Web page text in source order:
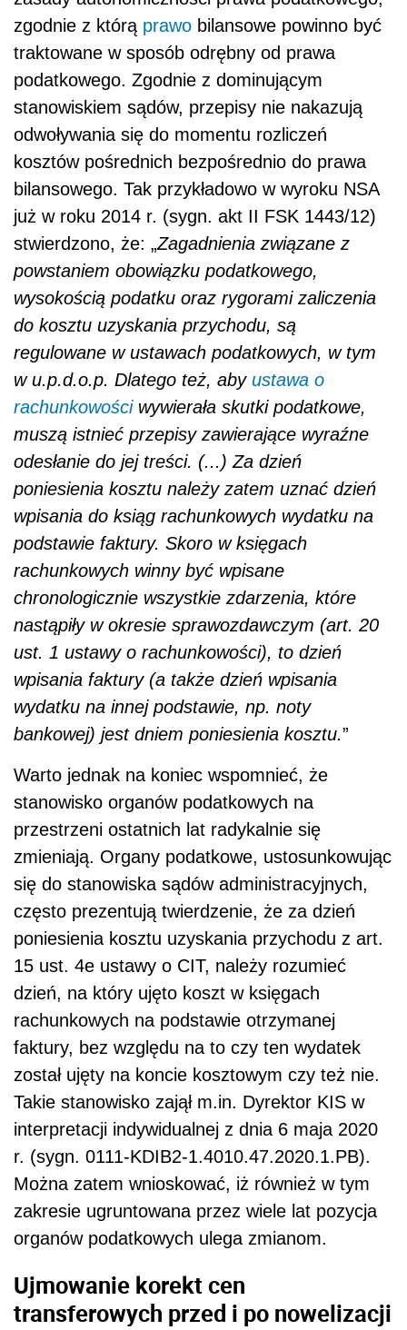
zgodnie z którą prawo bilansowe powinno być
traktowane w sposób odrębny od prawa
podatkowego. Zgodnie z dominującym
stanowiskiem sądów, przepisy nie nakazują
odwoływania się do momentu rozliczeń
kosztów pośrednich bezpośrednio do prawa
bilansowego. Tak przykładowo w wyroku NSA
już w roku 2014 r. (sygn. akt II FSK 1443/12)
stwierdzono, że: „Zagadnienia związane z
powstaniem obowiązku podatkowego,
wysokością podatku oraz rygorami zaliczenia
do kosztu uzyskania przychodu, są
regulowane w ustawach podatkowych, w tym
w u.p.d.o.p. Dlatego też, aby ustawa o
rachunkowościwywierała skutki podatkowe,
muszą istnieć przepisy zawierające wyraźne
odesłanie do jej treści. (...) Za dzień
poniesienia kosztu należy zatem uznać dzień
wpisania do ksiąg rachunkowych wydatku na
podstawie faktury. Skoro w księgach
rachunkowych winny być wpisane
chronologicznie wszystkie zdarzenia, które
nastąpiły w okresie sprawozdawczym (art. 20
ust. 1 ustawy o rachunkowości), to dzień
wpisania faktury (a także dzień wpisania
wydatku na innej podstawie, np. noty
bankowej) jest dniem poniesienia kosztu.”
Warto jednak na koniec wspomnieć, że
stanowisko organów podatkowych na
przestrzeni ostatnich lat radykalnie się
zmieniają. Organy podatkowe, ustosunkowując
się do stanowiska sądów administracyjnych,
często prezentują twierdzenie, że za dzień
poniesienia kosztu uzyskania przychodu z art.
15 ust. 4e ustawy o CIT, należy rozumieć
dzień, na który ujęto koszt w księgach
rachunkowych na podstawie otrzymanej
faktury, bez względu na to czy ten wydatek
został ujęty na koncie kosztowym czy też nie.
Takie stanowisko zajął m.in. Dyrektor KIS w
interpretacji indywidualnej z dnia 6 maja 2020
r. (sygn. 0111-KDIB2-1.4010.47.2020.1.PB).
Można zatem wnioskować, iż również w tym
zakresie ugruntowana przez wiele lat pozycja
organów podatkowych ulega zmianom.
Ujmowanie korekt cen
transferowych przed i po nowelizacji